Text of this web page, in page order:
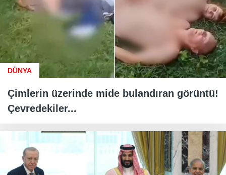
DÜNYA
Çimlerin üzerinde mide bulandıran görüntü!
Çevredekiler...